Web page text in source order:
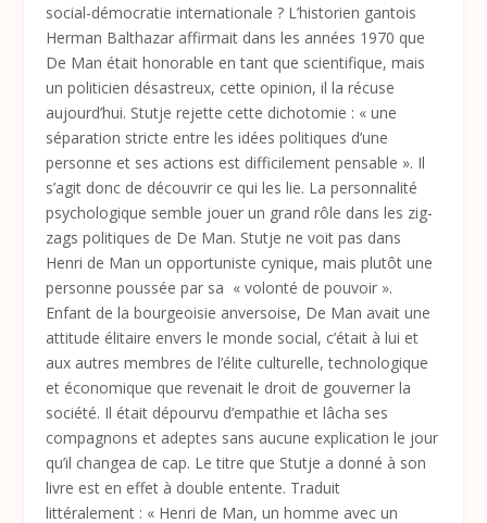
social-démocratie internationale ? L’historien gantois
Herman Balthazar affirmait dans les années 1970 que
De Man était honorable en tant que scientifique, mais
un politicien désastreux, cette opinion, il la récuse
aujourd’hui. Stutje rejette cette dichotomie : « une
séparation stricte entre les idées politiques d’une
personne et ses actions est difficilement pensable ». Il
s’agit donc de découvrir ce qui les lie. La personnalité
psychologique semble jouer un grand rôle dans les zig-
zags politiques de De Man. Stutje ne voit pas dans
Henri de Man un opportuniste cynique, mais plutôt une
personne poussée par sa « volonté de pouvoir ».
Enfant de la bourgeoisie anversoise, De Man avait une
attitude élitaire envers le monde social, c’était à lui et
aux autres membres de l’élite culturelle, technologique
et économique que revenait le droit de gouverner la
société. Il était dépourvu d’empathie et lâcha ses
compagnons et adeptes sans aucune explication le jour
qu’il changea de cap. Le titre que Stutje a donné à son
livre est en effet à double entente. Traduit
littéralement : « Henri de Man, un homme avec un